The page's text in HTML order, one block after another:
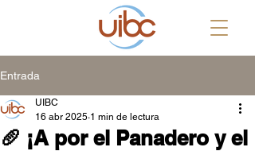
Entrada
🥖 ¡A por el Panadero y el
UIBC
16 abr 2025 1 min de lectura